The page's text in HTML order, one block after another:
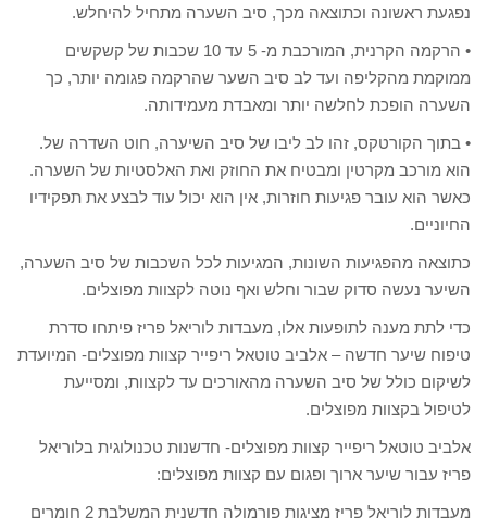
נפגעת ראשונה וכתוצאה מכך, סיב השערה מתחיל להיחלש.
• הרקמה הקרנית, המורכבת מ- 5 עד 10 שכבות של קשקשים
ממוקמת מהקליפה ועד לב סיב השער שהרקמה פגומה יותר, כך
השערה הופכת לחלשה יותר ומאבדת מעמידותה.
• בתוך הקורטקס, זהו לב ליבו של סיב השיערה, חוט השדרה של.
הוא מורכב מקרטין ומבטיח את החוזק ואת האלסטיות של השערה.
כאשר הוא עובר פגיעות חוזרות, אין הוא יכול עוד לבצע את תפקידיו
החיוניים.
כתוצאה מהפגיעות השונות, המגיעות לכל השכבות של סיב השערה,
השיער נעשה סדוק שבור וחלש ואף נוטה לקצוות מפוצלים.
כדי לתת מענה לתופעות אלו, מעבדות לוריאל פריז פיתחו סדרת
טיפוח שיער חדשה – אלביב טוטאל ריפייר קצוות מפוצלים- המיועדת
לשיקום כולל של סיב השערה מהאורכים עד לקצוות, ומסייעת
לטיפול בקצוות מפוצלים.
אלביב טוטאל ריפייר קצוות מפוצלים- חדשנות טכנולוגית בלוריאל
פריז עבור שיער ארוך ופגום עם קצוות מפוצלים:
מעבדות לוריאל פריז מציגות פורמולה חדשנית המשלבת 2 חומרים